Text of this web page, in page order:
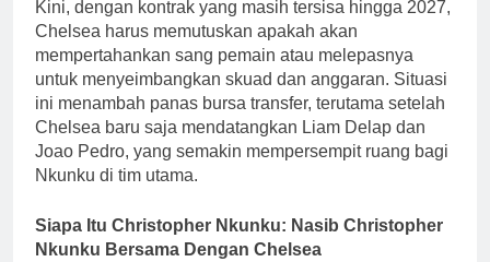
Kini, dengan kontrak yang masih tersisa hingga 2027,
Chelsea harus memutuskan apakah akan
mempertahankan sang pemain atau melepasnya
untuk menyeimbangkan skuad dan anggaran. Situasi
ini menambah panas bursa transfer, terutama setelah
Chelsea baru saja mendatangkan Liam Delap dan
Joao Pedro, yang semakin mempersempit ruang bagi
Nkunku di tim utama.
Siapa Itu Christopher Nkunku: Nasib Christopher
Nkunku Bersama Dengan Chelsea